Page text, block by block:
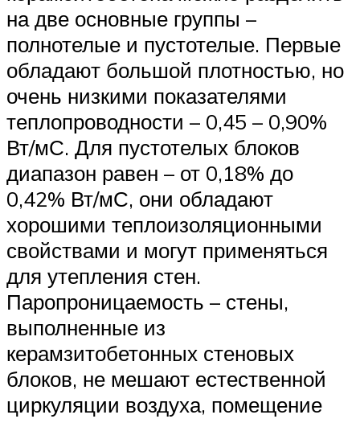
на две основные группы –
полнотелые и пустотелые. Первые
обладают большой плотностью, но
очень низкими показателями
теплопроводности – 0,45 – 0,90%
Вт/мС. Для пустотелых блоков
диапазон равен – от 0,18% до
0,42% Вт/мС, они обладают
хорошими теплоизоляционными
свойствами и могут применяться
для утепления стен.
Паропроницаемость – стены,
выполненные из
керамзитобетонных стеновых
блоков, не мешают естественной
циркуляции воздуха, помещение